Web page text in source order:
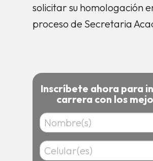
solicitar su homologación
proceso de Secretaria
Inscríbete ahora para
carrera con los